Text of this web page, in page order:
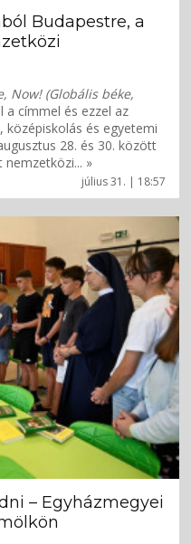
július 31. | 18:57
Budapestre, a
Now! (Globális béke,
a címmel és ezzel az
középiskolás és egyetemi
28. és 30. között
»
– Egyházmegyei